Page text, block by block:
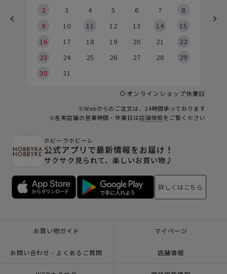
2
3 4 5 6 7
8
9
10 11 12 13 14
15
16
17 18 19 20 21
22
23
24 25 26 27 28
29
30
31
オンラインショップ休業日
※Webからのご注文は、24時間承っております
※各実店舗の営業時間・休業日は店舗情報をご覧ください
ホビーラホビーレ
公式アプリで最新情報をお届け！
サクサク見られて、楽しいお買い物♪
詳しくはこちら
お買い物ガイド マイページ
お問い合わせ - よくあるご質問 店舗情報